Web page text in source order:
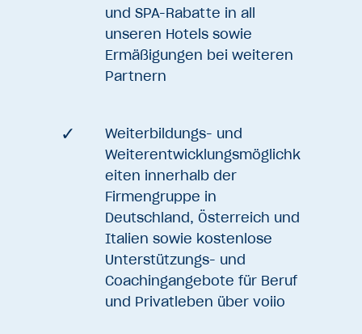
und SPA-Rabatte in all
unseren Hotels sowie
Ermäßigungen bei weiteren
Partnern
Weiterbildungs- und
Weiterentwicklungsmöglichk
eiten innerhalb der
Firmengruppe in
Deutschland, Österreich und
Italien sowie kostenlose
Unterstützungs- und
Coachingangebote für Beruf
und Privatleben über voiio